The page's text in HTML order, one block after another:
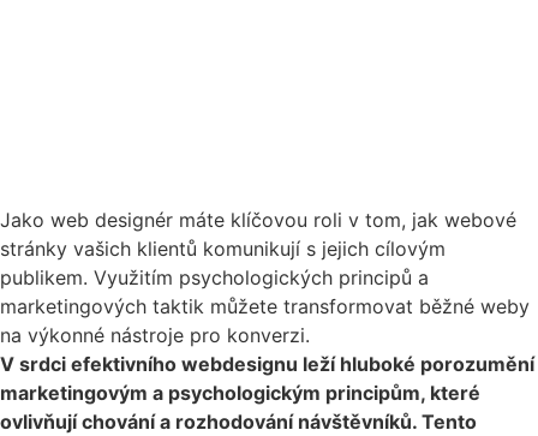
Jako web designér máte klíčovou roli v tom, jak webové
stránky vašich klientů komunikují s jejich cílovým
publikem. Využitím psychologických principů a
marketingových taktik můžete transformovat běžné weby
na výkonné nástroje pro konverzi.
V srdci efektivního webdesignu leží hluboké porozumění
marketingovým a psychologickým principům, které
ovlivňují chování a rozhodování návštěvníků. Tento